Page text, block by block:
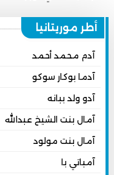
أطر موريتانيا
آدم محمد أحمد
آدما بوكار سوكو
آدو ولد ببانه
آمال بنت الشيخ عبدالله
آمال بنت مولود
آمباتي با